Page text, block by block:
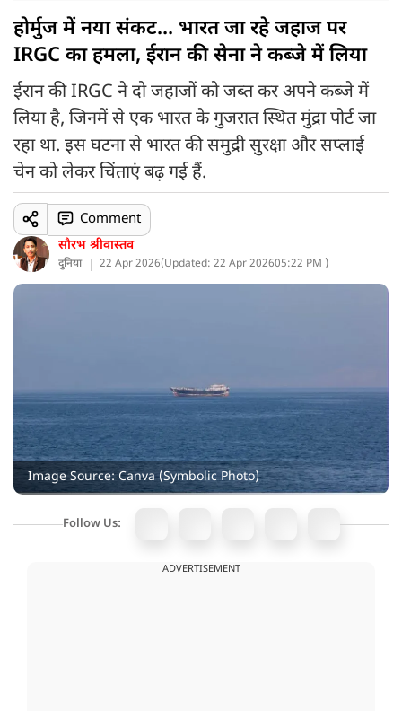
होर्मुज में नया संकट... भारत जा रहे जहाज पर
IRGC का हमला, ईरान की सेना ने कब्जे में लिया
ईरान की IRGC ने दो जहाजों को जब्त कर अपने कब्जे में
लिया है, जिनमें से एक भारत के गुजरात स्थित मुंद्रा पोर्ट जा
रहा था. इस घटना से भारत की समुद्री सुरक्षा और सप्लाई
चेन को लेकर चिंताएं बढ़ गई हैं.
सौरभ श्रीवास्तव
दुनिया 22 Apr 2026(Updated: 22 Apr 202605:22 PM )
Comment
Image Source: Canva (Symbolic Photo)
Follow Us:
ADVERTISEMENT